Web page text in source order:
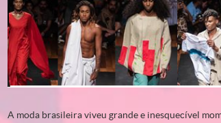
A moda brasileira viveu grande e inesquecível